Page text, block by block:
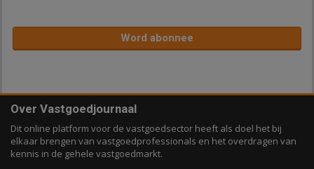
Word abonnee
Over Vastgoedjournaal
Dit online platform voor de vastgoedsector heeft als doel het bij
elkaar brengen van vastgoedprofessionals en het overdragen van
kennis in de gehele vastgoedmarkt.